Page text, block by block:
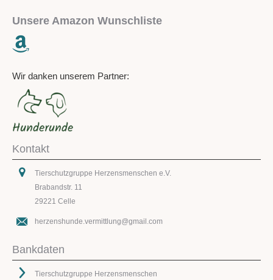
Unsere Amazon Wunschliste
Wir danken unserem Partner:
Kontakt
Tierschutzgruppe Herzensmenschen e.V.
Brabandstr. 11
29221 Celle
herzenshunde.vermittlung@gmail.com
Bankdaten
Tierschutzgruppe Herzensmenschen